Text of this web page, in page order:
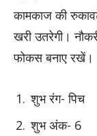
कामकाज की
खरी उतरेगी।
फोकस बनाए रखें।
शुभ रंग- पिच
शुभ अंक- 6